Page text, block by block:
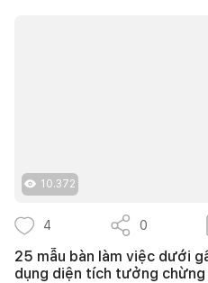
10.372
4 0
25 mẫu bàn làm việc dưới
dụng diện tích tưởng chừng